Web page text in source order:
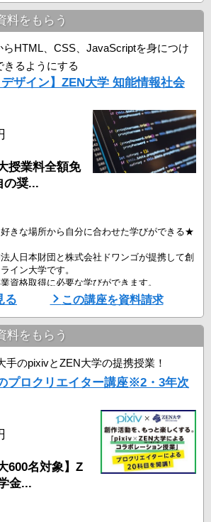
めていきます。次に実践パートでは、講師の
自分の手も動かしてスキルを身につけます。
キルを活かして添削課題にチャレンジ！ステ
く学習を ...
料をもらう
らHTML、CSS、JavaScriptを身につけ
きるようにする
デザイン】ZEN大学 知能情報社会
授業料全額免
の奨...
きな場所から自分に合わせた学びができる★
人日本財団と株式会社ドワンゴが提携して創
イン大学です。
資格取得に必要な学びができます。
・思想」「社会・ネットワーク」「経済・マ
業」の6つの分野とAIを融合した授業が多数
・業種で活躍する人材の輩出を目指します。
...
る この講座を資料請求
料をもらう
手のpixivとZEN大学の提携授業！
プロクリエイター講座※2・3年次
600名対象】Z
金...